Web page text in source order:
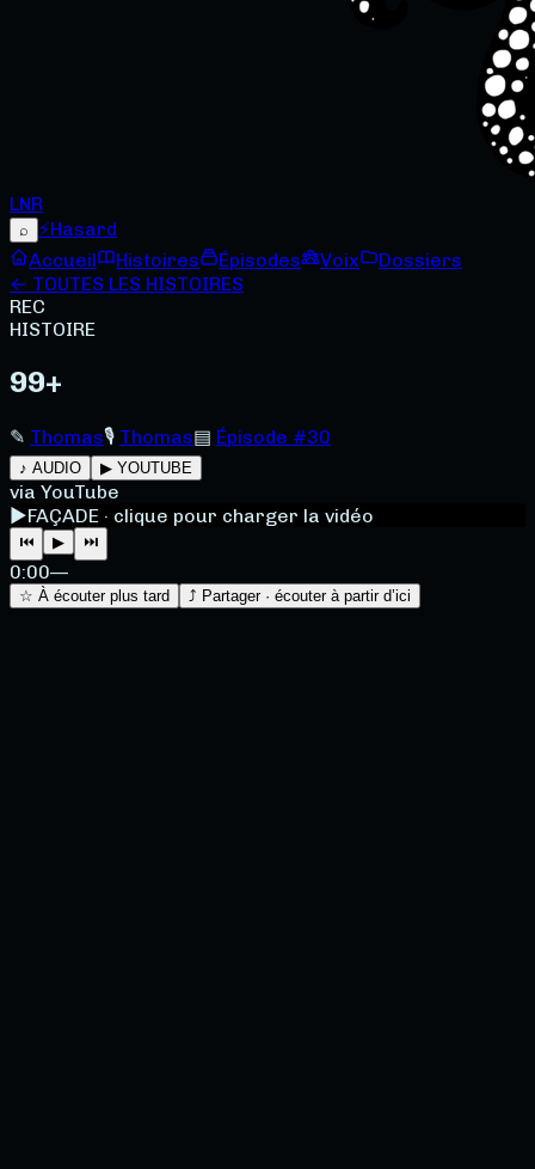
LNR
⌕ ⚡Hasard
Accueil
Histoires Épisodes Voix
Dossiers
← TOUTES LES HISTOIRES
REC
HISTOIRE
99+
✎ Thomas🎙 Thomas▤ Épisode #30
♪ AUDIO ▶ YOUTUBE
via YouTube
▶FAÇADE · clique pour charger la vidéo
⏮ ▶ ⏭
0:00—
☆ À écouter plus tard ⤴ Partager · écouter à partir d’ici